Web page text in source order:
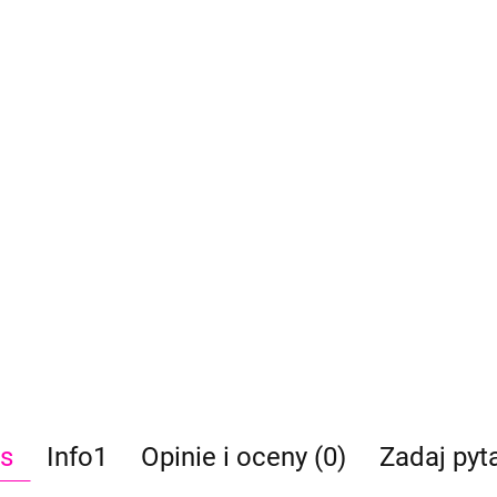
Info1 Opinie i oceny (0) Zadaj